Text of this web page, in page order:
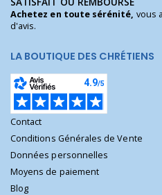
Achetez en toute sérénité, vous
d'avis.
LA BOUTIQUE DES CHRÉTIENS
Contact
Conditions Générales de Vente
Données personnelles
Moyens de paiement
Blog